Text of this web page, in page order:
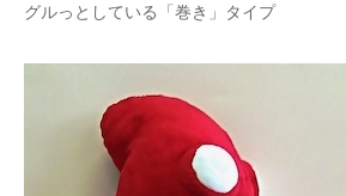
グルっとしている「巻き」タイプ